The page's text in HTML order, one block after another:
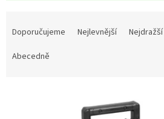
Doporučujeme Nejlevnější Nejdražší
Abecedně